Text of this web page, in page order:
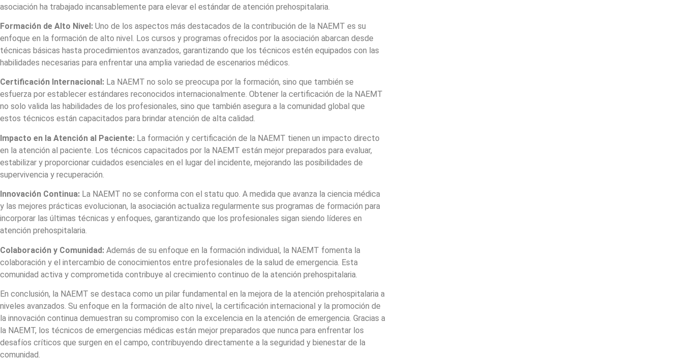
asociación ha trabajado incansablemente para elevar el estándar de atención prehospitalaria.
Formación de Alto Nivel: Uno de los aspectos más destacados de la contribución de la NAEMT es su
enfoque en la formación de alto nivel. Los cursos y programas ofrecidos por la asociación abarcan desde
técnicas básicas hasta procedimientos avanzados, garantizando que los técnicos estén equipados con las
habilidades necesarias para enfrentar una amplia variedad de escenarios médicos.
Certificación Internacional: La NAEMT no solo se preocupa por la formación, sino que también se
esfuerza por establecer estándares reconocidos internacionalmente. Obtener la certificación de la NAEMT
no solo valida las habilidades de los profesionales, sino que también asegura a la comunidad global que
estos técnicos están capacitados para brindar atención de alta calidad.
Impacto en la Atención al Paciente: La formación y certificación de la NAEMT tienen un impacto directo
en la atención al paciente. Los técnicos capacitados por la NAEMT están mejor preparados para evaluar,
estabilizar y proporcionar cuidados esenciales en el lugar del incidente, mejorando las posibilidades de
supervivencia y recuperación.
Innovación Continua: La NAEMT no se conforma con el statu quo. A medida que avanza la ciencia médica
y las mejores prácticas evolucionan, la asociación actualiza regularmente sus programas de formación para
incorporar las últimas técnicas y enfoques, garantizando que los profesionales sigan siendo líderes en
atención prehospitalaria.
Colaboración y Comunidad: Además de su enfoque en la formación individual, la NAEMT fomenta la
colaboración y el intercambio de conocimientos entre profesionales de la salud de emergencia. Esta
comunidad activa y comprometida contribuye al crecimiento continuo de la atención prehospitalaria.
En conclusión, la NAEMT se destaca como un pilar fundamental en la mejora de la atención prehospitalaria a
niveles avanzados. Su enfoque en la formación de alto nivel, la certificación internacional y la promoción de
la innovación continua demuestran su compromiso con la excelencia en la atención de emergencia. Gracias a
la NAEMT, los técnicos de emergencias médicas están mejor preparados que nunca para enfrentar los
desafíos críticos que surgen en el campo, contribuyendo directamente a la seguridad y bienestar de la
comunidad.